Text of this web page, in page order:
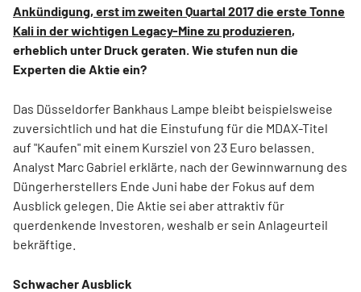
Ankündigung, erst im zweiten Quartal 2017 die erste Tonne
Kali in der wichtigen Legacy-Mine zu produzieren,
erheblich unter Druck geraten. Wie stufen nun die
Experten die Aktie ein?
Das Düsseldorfer Bankhaus Lampe bleibt beispielsweise
zuversichtlich und hat die Einstufung für die MDAX-Titel
auf "Kaufen" mit einem Kursziel von 23 Euro belassen.
Analyst Marc Gabriel erklärte, nach der Gewinnwarnung des
Düngerherstellers Ende Juni habe der Fokus auf dem
Ausblick gelegen. Die Aktie sei aber attraktiv für
querdenkende Investoren, weshalb er sein Anlageurteil
bekräftige.
Schwacher Ausblick